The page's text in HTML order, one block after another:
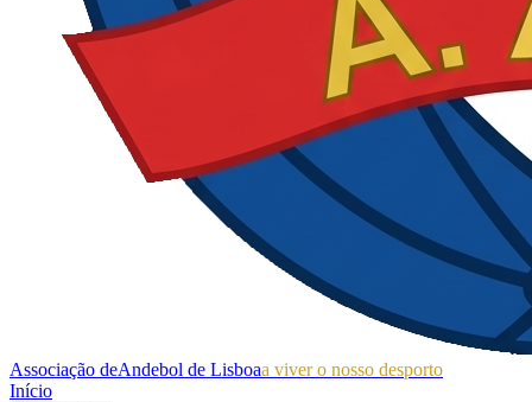
Associação deAndebol de Lisboaa viver o nosso desporto
Início